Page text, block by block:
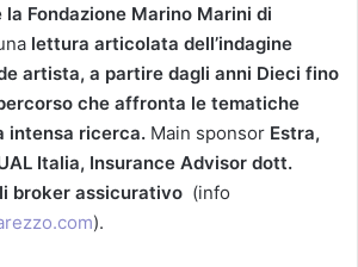
la Fondazione Marino Marini di
lettura articolata dell’indagine
artista, a partire dagli anni Dieci fino
che affronta le tematiche
intensa ricerca. Main sponsor Estra,
Italia, Insurance Advisor dott.
broker assicurativo (info
).